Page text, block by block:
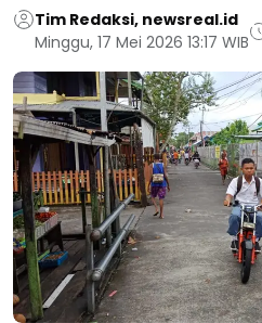
Tim Redaksi, newsreal.id
Minggu, 17 Mei 2026 13:17 WIB